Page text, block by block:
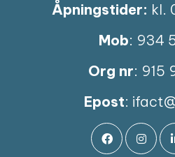
Åpningstider: kl.
Mob: 934
Org nr: 915
Epost: